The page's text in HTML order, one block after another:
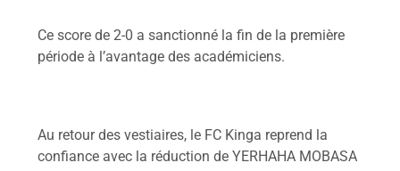
Ce score de 2-0 a sanctionné la fin de la première
période à l’avantage des académiciens.
Au retour des vestiaires, le FC Kinga reprend la
confiance avec la réduction de YERHAHA MOBASA